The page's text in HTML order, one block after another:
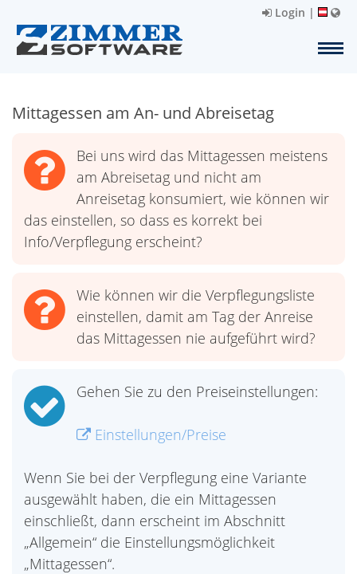
Login |
Mittagessen am An- und Abreisetag
Bei uns wird das Mittagessen meistens
am Abreisetag und nicht am
Anreisetag konsumiert, wie können wir
das einstellen, so dass es korrekt bei
Info/Verpflegung erscheint?
Wie können wir die Verpflegungsliste
einstellen, damit am Tag der Anreise
das Mittagessen nie aufgeführt wird?
Gehen Sie zu den Preiseinstellungen:
Einstellungen/Preise
Wenn Sie bei der Verpflegung eine Variante
ausgewählt haben, die ein Mittagessen
einschließt, dann erscheint im Abschnitt
„Allgemein“ die Einstellungsmöglichkeit
„Mittagessen“.